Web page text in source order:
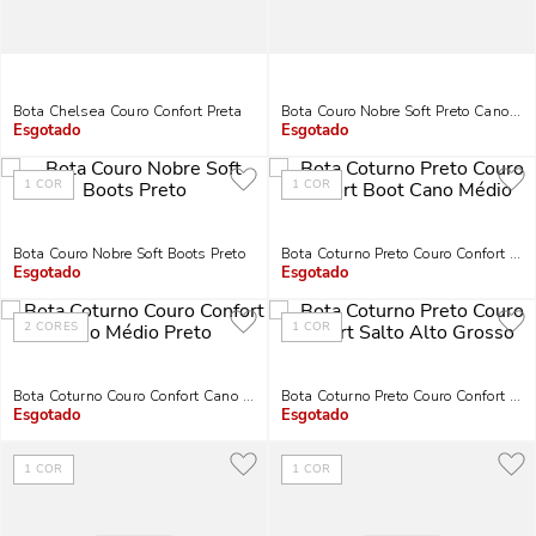
Bota Chelsea Couro Confort Preta
Indisponível
Bota Couro Nobre Soft Preto Cano
Indisponível
1 COR
Bota Couro Nobre Soft Boots Preto
Indisponível
1 COR
Bota Coturno Preto Couro Confort
Indisponível
2 CORES
Bota Coturno Couro Confort Cano Médio Preto
Indisponível
1 COR
Bota Coturno Preto Couro Confort
Indisponível
1 COR 1 COR